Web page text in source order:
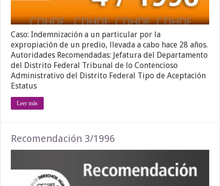
Caso: Indemnización a un particular por la
expropiación de un predio, llevada a cabo hace 28 años.
Autoridades Recomendadas: Jefatura del Departamento
del Distrito Federal Tribunal de lo Contencioso
Administrativo del Distrito Federal Tipo de Aceptación
Estatus
Leer más
Recomendación 3/1996